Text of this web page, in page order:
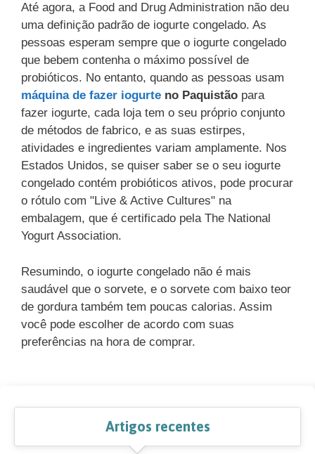
Até agora, a Food and Drug Administration não deu
uma definição padrão de iogurte congelado. As
pessoas esperam sempre que o iogurte congelado
que bebem contenha o máximo possível de
probióticos. No entanto, quando as pessoas usam
máquina de fazer iogurte no Paquistão para
fazer iogurte, cada loja tem o seu próprio conjunto
de métodos de fabrico, e as suas estirpes,
atividades e ingredientes variam amplamente. Nos
Estados Unidos, se quiser saber se o seu iogurte
congelado contém probióticos ativos, pode procurar
o rótulo com "Live & Active Cultures" na
embalagem, que é certificado pela The National
Yogurt Association.
Resumindo, o iogurte congelado não é mais
saudável que o sorvete, e o sorvete com baixo teor
de gordura também tem poucas calorias. Assim
você pode escolher de acordo com suas
preferências na hora de comprar.
Artigos recentes